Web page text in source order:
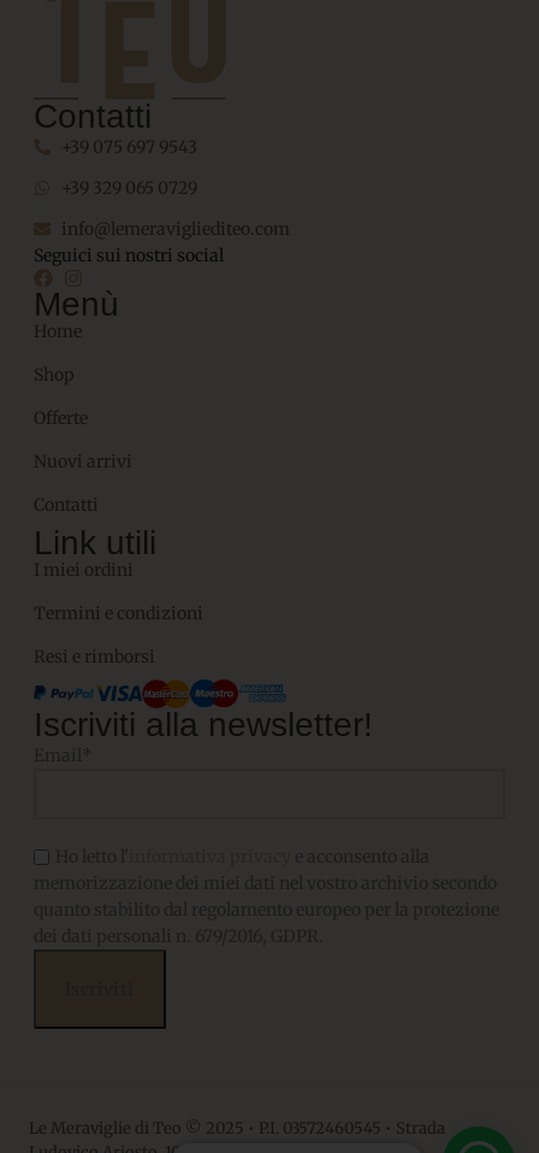
Contatti
+39 075 697 9543
+39 329 065 0729
info@lemeravigliediteo.com
Seguici sui nostri social
Menù
Home
Shop
Offerte
Nuovi arrivi
Contatti
Link utili
I miei ordini
Termini e condizioni
Resi e rimborsi
Iscriviti alla newsletter!
Le Meraviglie di Teo © 2025 • P.I. 03572460545 • Strada